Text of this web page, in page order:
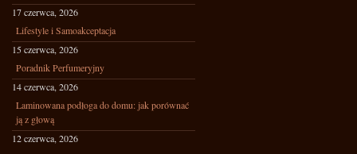
17 czerwca, 2026
Lifestyle i Samoakceptacja
15 czerwca, 2026
Poradnik Perfumeryjny
14 czerwca, 2026
Laminowana podłoga do domu: jak porównać
ją z głową
12 czerwca, 2026